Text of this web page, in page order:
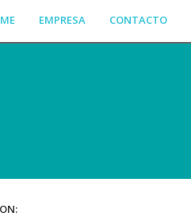
EMPRESA CONTACTO